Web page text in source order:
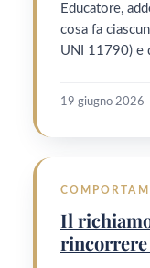
Educatore,
cosa fa
UNI 11790) e
19 giugno 2026
Il
rincorrere